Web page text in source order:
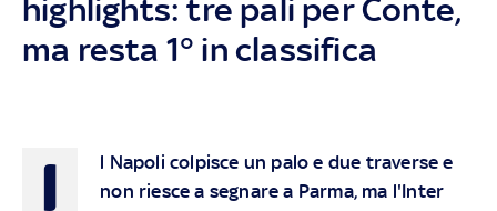
highlights: tre pali per Conte,
ma resta 1° in classifica
I
l Napoli colpisce un palo e due traverse e
non riesce a segnare a Parma, ma l'Inter